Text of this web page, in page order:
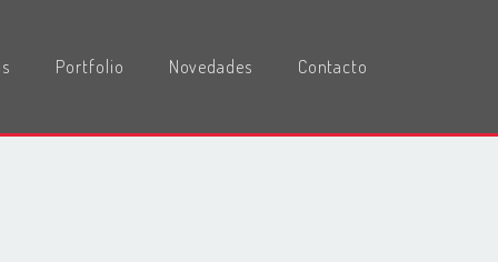
Portfolio Novedades Contacto